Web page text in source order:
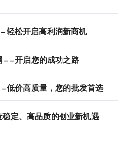
轻松开启高利润新商机
——开启您的成功之路
低价高质量，您的批发首选
定、高品质的创业新机遇